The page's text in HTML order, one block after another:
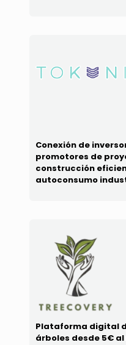
Conexión de
promotores de
construcción
autoconsumo
Plataforma digital
árboles desde 5€ al